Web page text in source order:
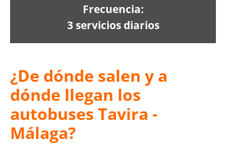
Frecuencia:
3 servicios diarios
¿De dónde salen y a
dónde llegan los
autobuses Tavira -
Málaga?